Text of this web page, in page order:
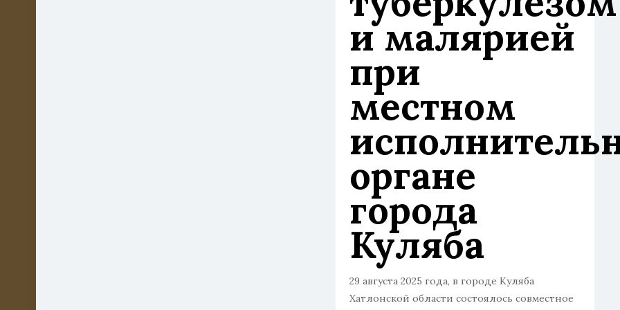
и малярией
при
местном
органе
города
Куляба
29 августа 2025 года, в городе Куляба
Хатлонской области состоялось совместное